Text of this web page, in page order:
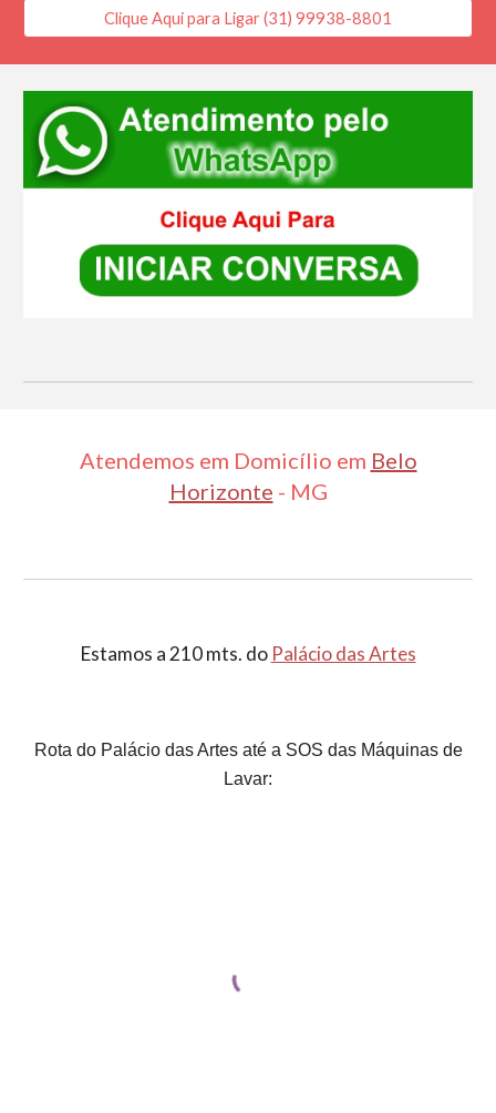
Clique Aqui para Ligar (31) 99938-8801
Atendemos em Domicílio em Belo
Horizonte - MG
Estamos a 210 mts. do Palácio das Artes
Rota do Palácio das Artes até a SOS das Máquinas de
Lavar: